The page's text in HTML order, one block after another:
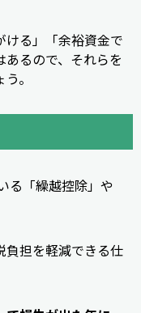
ける」「余裕資金で
るので、それらを
。
る「繰越控除」や
負担を軽減できる仕